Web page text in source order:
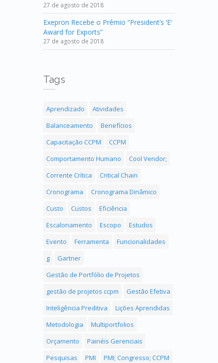
27 de agosto de 2018
Exepron Recebe o Prêmio “President’s ‘E’
Award for Exports”
27 de agosto de 2018
Tags
Aprendizado
Atividades
Balanceamento
Benefícios
Capacitação CCPM
CCPM
Comportamento Humano
Cool Vendor;
Corrente Crítica
Critical Chain
Cronograma
Cronograma Dinâmico
Custo
Custos
Eficiência
Escalonamento
Escopo
Estudos
Evento
Ferramenta
Funcionalidades
g
Gartner
Gestão de Portfólio de Projetos
gestão de projetos ccpm
Gestão Efetiva
Inteligência Preditiva
Lições Aprendidas
Metodologia
Multiportfolios
Orçamento
Painéis Gerenciais
Pesquisas
PMI
PMI; Congresso; CCPM